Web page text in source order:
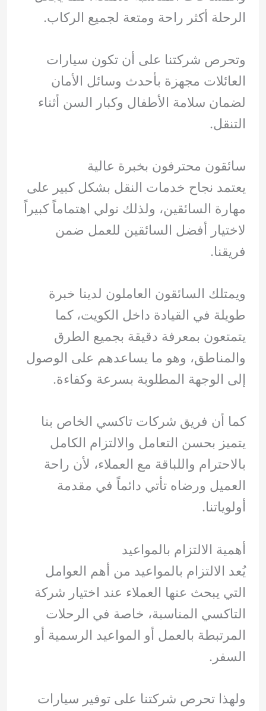
الرحلة أكثر راحة ومتعة لجميع الركاب.
وتحرص شركتنا على أن تكون سيارات
العائلات مجهزة بأحدث وسائل الأمان
لضمان سلامة الأطفال وكبار السن أثناء
التنقل.
سائقون محترفون بخبرة عالية
يعتمد نجاح خدمات النقل بشكل كبير على
مهارة السائقين، ولذلك نولي اهتماماً كبيراً
لاختيار أفضل السائقين للعمل ضمن
فريقنا.
ويمتلك السائقون العاملون لدينا خبرة
طويلة في القيادة داخل الكويت، كما
يتمتعون بمعرفة دقيقة بجميع الطرق
والمناطق، وهو ما يساعدهم على الوصول
إلى الوجهة المطلوبة بسرعة وكفاءة.
كما أن فريق شركات تاكسي الخاص بنا
يتميز بحسن التعامل والالتزام الكامل
بالاحترام واللباقة مع العملاء، لأن راحة
العميل ورضاه تأتي دائماً في مقدمة
أولوياتنا.
أهمية الالتزام بالمواعيد
يُعد الالتزام بالمواعيد من أهم العوامل
التي يبحث عنها العملاء عند اختيار شركة
التاكسي المناسبة، خاصة في الرحلات
المرتبطة بالعمل أو المواعيد الرسمية أو
السفر.
ولهذا تحرص شركتنا على توفير سيارات